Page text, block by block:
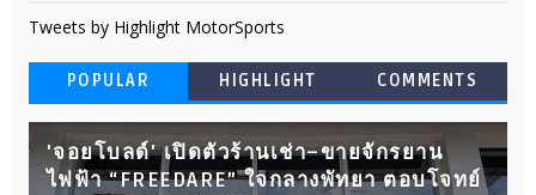
Tweets by Highlight MotorSports
POPULAR HIGHLIGHT COMMENTS
'จอยโบลด์' เปิดตัวร้านเช่า–ขายจักรยาน
ไฟฟ้า “FREEDARE” ใจกลางพัทยา ตอบโจทย์